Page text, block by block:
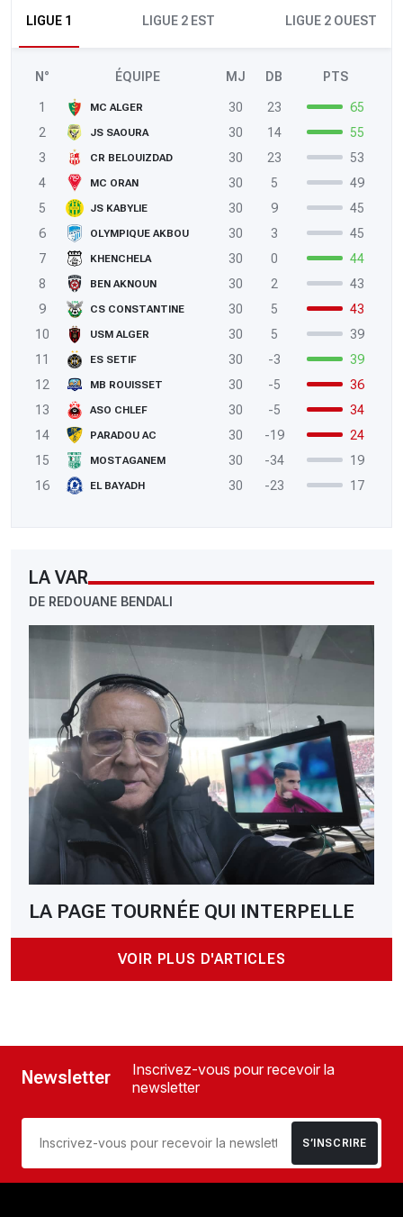
LIGUE 1 LIGUE 2 EST LIGUE 2 OUEST
N° ÉQUIPE MJ DB PTS
1 MC ALGER 30 23
65
2
JS SAOURA 30 14
55
3
CR BELOUIZDAD 30 23
53
4
MC ORAN 30 5
49
5
JS KABYLIE 30 9
45
6
OLYMPIQUE AKBOU 30 3
45
7
KHENCHELA 30 0
44
8
BEN AKNOUN 30 2
43
9
CS CONSTANTINE 30 5
43
10
USM ALGER 30 5
39
11
ES SETIF 30 -3
39
12
MB ROUISSET 30 -5
36
13
ASO CHLEF 30 -5
34
14
PARADOU AC 30 -19
24
15
MOSTAGANEM 30 -34
19
16
EL BAYADH 30 -23 17
LA VAR
DE REDOUANE BENDALI
LA PAGE TOURNÉE QUI INTERPELLE
VOIR PLUS D'ARTICLES
Newsletter
Inscrivez-vous pour recevoir la
newsletter
S’INSCRIRE